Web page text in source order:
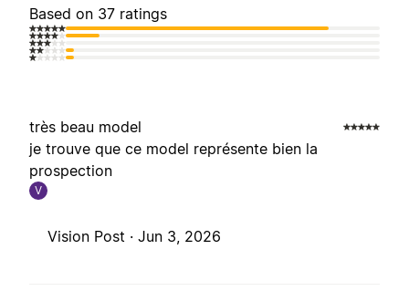
Based on 37 ratings
très beau model
je trouve que ce model représente bien la
prospection
V
Vision Post · Jun 3, 2026